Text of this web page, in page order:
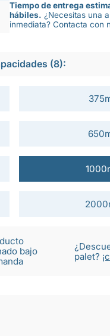
Tiempo de entrega
hábiles. ¿Necesitas una
inmediata? Contacta con
(8):
bajo
palet?